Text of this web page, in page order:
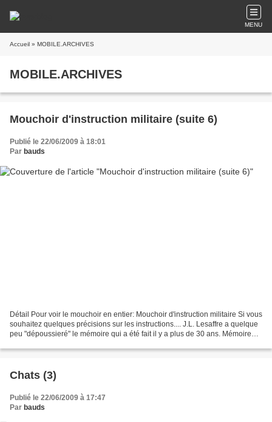
MENU
Accueil » MOBILE.ARCHIVES
MOBILE.ARCHIVES
Mouchoir d'instruction militaire (suite 6)
Publié le 22/06/2009 à 18:01
Par bauds
Détail Pour voir le mouchoir en entier: Mouchoir d'instruction militaire Si vous
souhaitez quelques précisions sur les instructions.... J.L. Lesaffre a quelque
peu "dépoussieré" le mémoire qui a été fait il y a plus de 30 ans. Mémoire
Chats (3)
Publié le 22/06/2009 à 17:47
Par bauds